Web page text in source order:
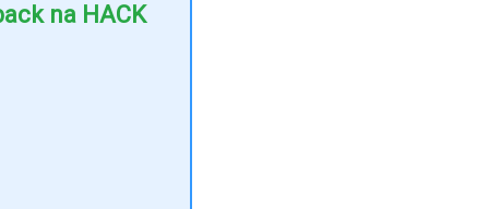
na HACK